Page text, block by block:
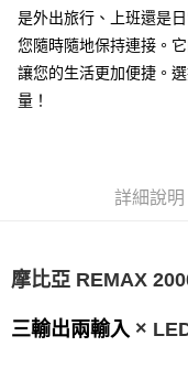
便利好安心！
１．簡單：不需註冊會員
２．便利：只要手機號碼
３．安心：先確認商品／
【「AFTEE先享後付」結帳
３．收到繳費通知簡訊後
ATM／網路銀行／等多元
後付繳納相關費用。
※ 交易是否成功請以「
客戶支援中心」https://
運送方式
付款後全家取貨
每筆NT$60，滿NT$999(
(郵局)離島宅配
每筆NT$200，滿
是外出旅行、上班還是
您隨時隨地保持連接。
讓您的生活更加便捷。
量！
詳細說明
摩比亞 REMAX
三輸出兩輸入 ×